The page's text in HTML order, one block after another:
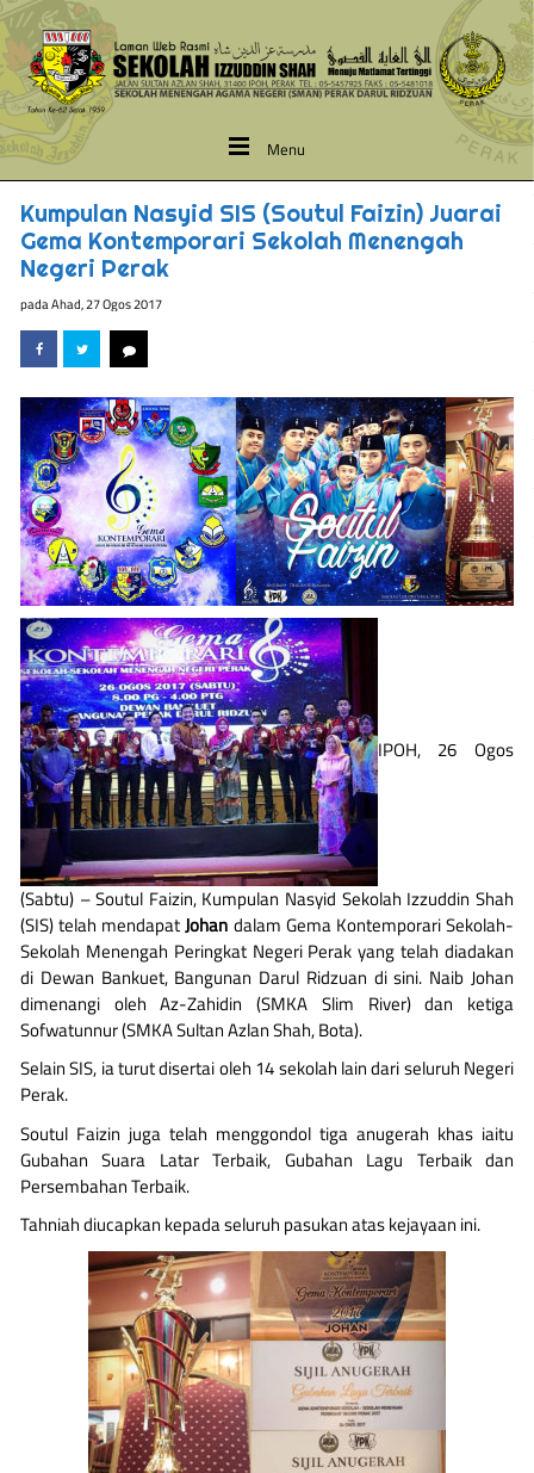
Menu
Kumpulan Nasyid SIS (Soutul Faizin) Juarai
Gema Kontemporari Sekolah Menengah
Negeri Perak
padaAhad, 27 Ogos 2017
IPOH, 26 Ogos
(Sabtu) – Soutul Faizin, Kumpulan Nasyid Sekolah Izzuddin Shah
(SIS) telah mendapatJohan dalam Gema Kontemporari Sekolah-
Sekolah Menengah Peringkat Negeri Perak yang telah diadakan
di Dewan Bankuet, Bangunan Darul Ridzuan di sini. Naib Johan
dimenangi oleh Az-Zahidin (SMKA Slim River) dan ketiga
Sofwatunnur (SMKA Sultan Azlan Shah, Bota).
Selain SIS, ia turut disertai oleh 14 sekolah lain dari seluruh Negeri
Perak.
Soutul Faizin juga telah menggondol tiga anugerah khas iaitu
Gubahan Suara Latar Terbaik, Gubahan Lagu Terbaik dan
Persembahan Terbaik.
Tahniah diucapkan kepada seluruh pasukan atas kejayaan ini.